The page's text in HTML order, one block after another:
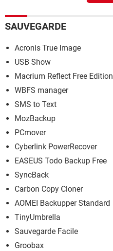
SAUVEGARDE
Acronis True Image
USB Show
Macrium Reflect Free Edition
WBFS manager
SMS to Text
MozBackup
PCmover
Cyberlink PowerRecover
EASEUS Todo Backup Free
SyncBack
Carbon Copy Cloner
AOMEI Backupper Standard
TinyUmbrella
Sauvegarde Facile
Groobax